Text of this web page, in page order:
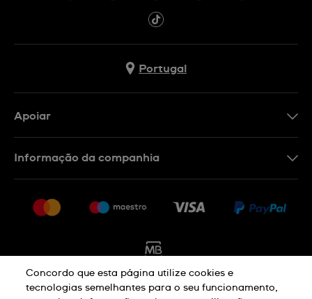
Portugal
Apoiar
Rescindir o contrato
Informação da companhia
Carreiras
Concordo que esta página utilize cookies e
tecnologias semelhantes para o seu funcionamento,